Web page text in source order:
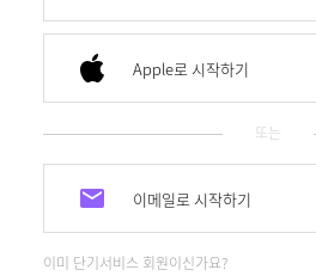
Apple로 시작하기
또는
이메일로 시작하기
이미 단기서비스 회원이신가요?